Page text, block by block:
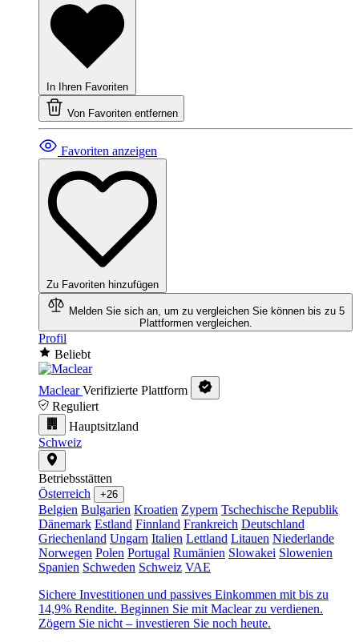
In Ihren Favoriten
Von Favoriten entfernen
Favoriten anzeigen
Zu Favoriten hinzufügen
Melden Sie sich an, um zu vergleichen Sie können bis zu 5
Plattformen vergleichen.
Profil
Beliebt
Maclear Verifizierte Plattform
Reguliert
Hauptsitzland
Schweiz
Betriebsstätten
Österreich
+26
Belgien Bulgarien Kroatien Zypern Tschechische Republik
Dänemark Estland Finnland Frankreich Deutschland
Griechenland Ungarn Italien Lettland Litauen Niederlande
Norwegen Polen Portugal Rumänien Slowakei Slowenien
Spanien Schweden Schweiz VAE
Sichere Investitionen und passives Einkommen mit bis zu
14,9% Rendite. Beginnen Sie mit Maclear zu verdienen.
Zögern Sie nicht – investieren Sie noch heute.